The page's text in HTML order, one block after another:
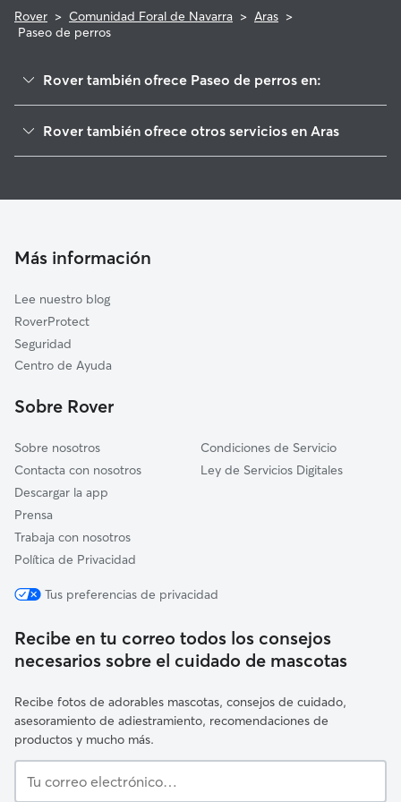
Rover > Comunidad Foral de Navarra > Aras >
Paseo de perros
Rover también ofrece Paseo de perros en:
Sansol
Oyón-Oion
Viana
Lazagurría
Los Arcos
Kripan
Rover también ofrece otros servicios en Aras
Cuidadores a domicilio en Aras
Más información
Lee nuestro blog
RoverProtect
Seguridad
Centro de Ayuda
Sobre Rover
Sobre nosotros
Contacta con nosotros
Descargar la app
Prensa
Trabaja con nosotros
Política de Privacidad
Condiciones de Servicio
Ley de Servicios Digitales
Tus preferencias de privacidad
Recibe en tu correo todos los consejos
necesarios sobre el cuidado de mascotas
Recibe fotos de adorables mascotas, consejos de cuidado,
asesoramiento de adiestramiento, recomendaciones de
productos y mucho más.
correo